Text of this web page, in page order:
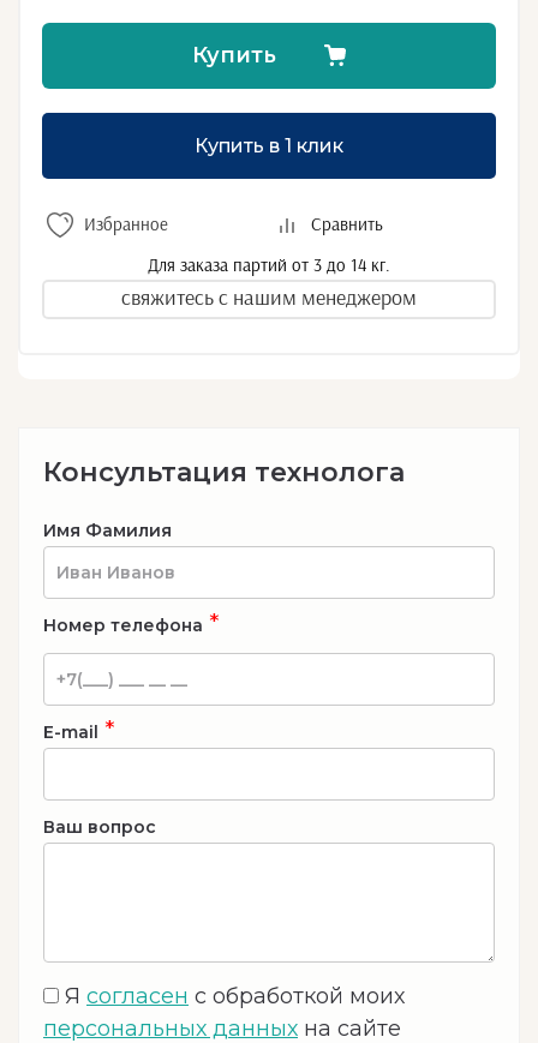
Купить
Купить в 1 клик
Сравнить
Избранное
Для заказа партий от 3 до 14 кг.
свяжитесь с нашим менеджером
Консультация технолога
Имя Фамилия
Номер телефона *
E-mail *
Ваш вопрос
Я согласен с обработкой моих
персональных данных на сайте